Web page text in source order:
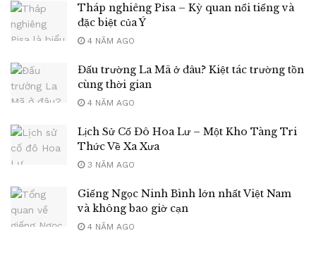
Tháp nghiêng Pisa – Kỳ quan nổi tiếng và
đặc biệt của Ý
4 NĂM AGO
Đấu trường La Mã ở đâu? Kiệt tác trường tồn
cùng thời gian
4 NĂM AGO
Lịch Sử Cố Đô Hoa Lư – Một Kho Tàng Tri
Thức Về Xa Xưa
3 NĂM AGO
Giếng Ngọc Ninh Bình lớn nhất Việt Nam
và không bao giờ cạn
4 NĂM AGO